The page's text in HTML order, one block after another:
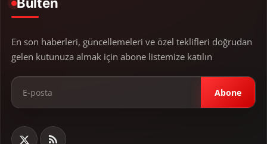
En son haberleri, güncellemeleri ve özel teklifleri doğrudan
gelen kutunuza almak için abone listemize katılın
Abone